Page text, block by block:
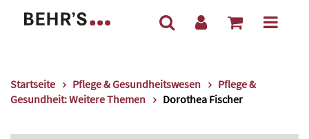
Startseite Pflege & Gesundheitswesen
Pflege &
Gesundheit: Weitere Themen
Dorothea Fischer